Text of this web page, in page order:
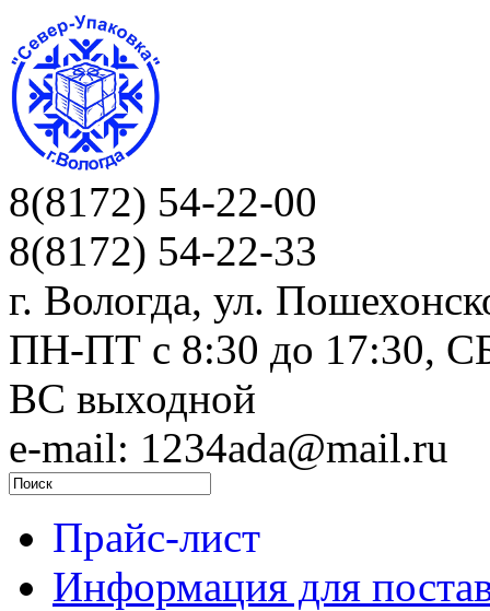
8(8172) 54-22-00
8(8172) 54-22-33
г. Вологда, ул.
ПН-ПТ c 8:30 до 17:30,
ВС выходной
e-mail: 1234ada@mail.ru
Прайс-лист
Информация для